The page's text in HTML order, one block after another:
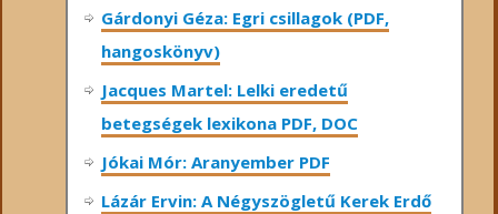
Gárdonyi Géza: Egri csillagok (PDF,
hangoskönyv)
Jacques Martel: Lelki eredetű
betegségek lexikona PDF, DOC
Jókai Mór: Aranyember PDF
Lázár Ervin: A Négyszögletű Kerek Erdő